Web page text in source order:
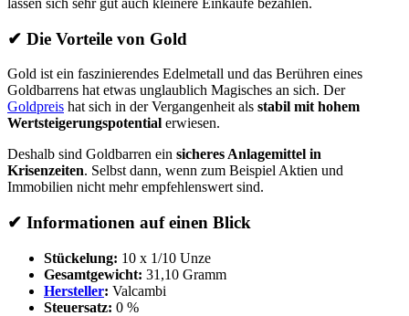
lassen sich sehr gut auch kleinere Einkäufe bezahlen.
✔ Die Vorteile von Gold
Gold ist ein faszinierendes Edelmetall und das Berühren eines
Goldbarrens hat etwas unglaublich Magisches an sich. Der
Goldpreis hat sich in der Vergangenheit als stabil mit hohem
Wertsteigerungspotential erwiesen.
Deshalb sind Goldbarren ein sicheres Anlagemittel in
Krisenzeiten. Selbst dann, wenn zum Beispiel Aktien und
Immobilien nicht mehr empfehlenswert sind.
✔ Informationen auf einen Blick
Stückelung: 10 x 1/10 Unze
Gesamtgewicht: 31,10 Gramm
Hersteller: Valcambi
Steuersatz: 0 %